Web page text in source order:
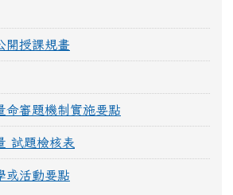
開授課規畫
命審題機制實施要點
試題檢核表
或活動要點